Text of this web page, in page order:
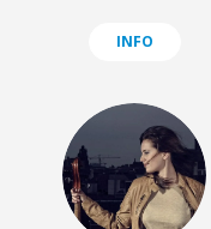
INFO